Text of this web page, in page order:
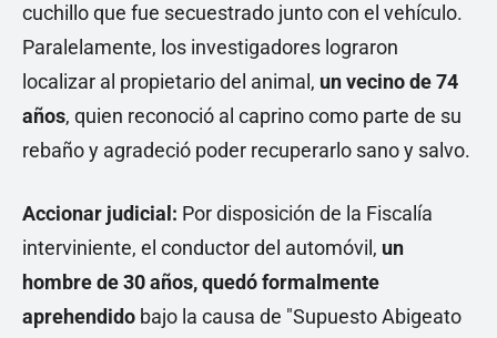
cuchillo que fue secuestrado junto con el vehículo.
Paralelamente, los investigadores lograron
localizar al propietario del animal, un vecino de 74
años, quien reconoció al caprino como parte de su
rebaño y agradeció poder recuperarlo sano y salvo.
Accionar judicial: Por disposición de la Fiscalía
interviniente, el conductor del automóvil, un
hombre de 30 años, quedó formalmente
aprehendido bajo la causa de "Supuesto Abigeato